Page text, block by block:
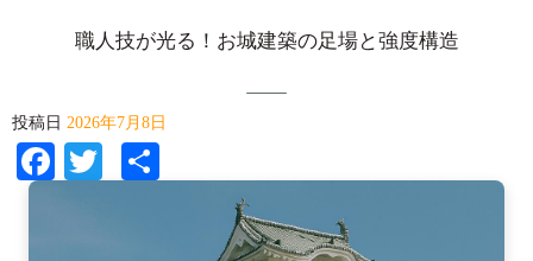
職人技が光る！お城建築の足場と強度構造
投稿日 2026年7月8日
Facebook
Twitter